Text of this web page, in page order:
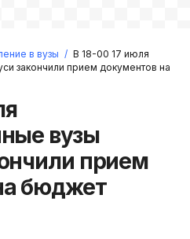
в вузы / В 18-00 17 июля
закончили прием документов на
вузы
прием
бюджет